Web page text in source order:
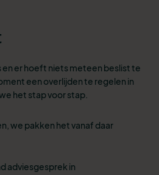
er hoeft niets meteen beslist te
een overlijden te regelen in
het stap voor stap.
we pakken het vanaf daar
adviesgesprek in